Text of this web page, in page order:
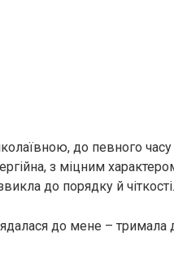
до певного часу
з міцним
до порядку й чіткості.
до мене – тримала